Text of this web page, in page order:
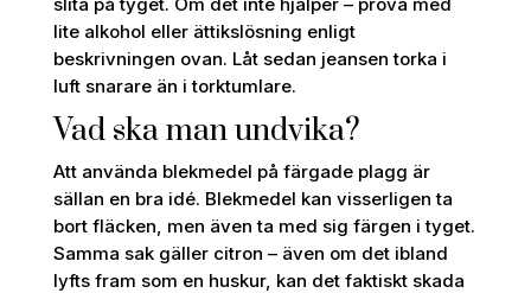
lite alkohol eller ättikslösning enligt
beskrivningen ovan. Låt sedan jeansen torka i
luft snarare än i torktumlare.
Vad ska man undvika?
Att använda blekmedel på färgade plagg är
sällan en bra idé. Blekmedel kan visserligen ta
bort fläcken, men även ta med sig färgen i tyget.
Samma sak gäller citron – även om det ibland
lyfts fram som en huskur, kan det faktiskt skada